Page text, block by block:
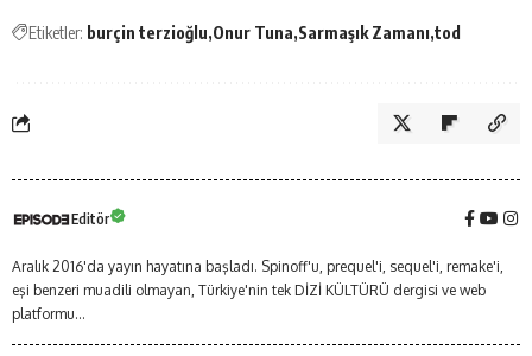
Etiketler: burçin terzioğlu Onur Tuna Sarmaşık Zamanı tod
Editör
Aralık 2016'da yayın hayatına başladı. Spinoff'u, prequel'i, sequel'i, remake'i,
eşi benzeri muadili olmayan, Türkiye'nin tek DİZİ KÜLTÜRÜ dergisi ve web
platformu...